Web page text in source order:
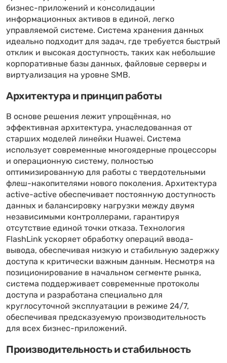
бизнес-приложений и консолидации
информационных активов в единой, легко
управляемой системе. Система хранения данных
идеально подходит для задач, где требуется быстрый
отклик и высокая доступность, таких как небольшие
корпоративные базы данных, файловые серверы и
виртуализация на уровне SMB.
Архитектура и принцип работы
В основе решения лежит упрощённая, но
эффективная архитектура, унаследованная от
старших моделей линейки Huawei. Система
использует современные многоядерные процессоры
и операционную систему, полностью
оптимизированную для работы с твердотельными
флеш-накопителями нового поколения. Архитектура
active-active обеспечивает постоянную доступность
данных и балансировку нагрузки между двумя
независимыми контроллерами, гарантируя
отсутствие единой точки отказа. Технология
FlashLink ускоряет обработку операций ввода-
вывода, обеспечивая низкую и стабильную задержку
доступа к критически важным данным. Несмотря на
позиционирование в начальном сегменте рынка,
система поддерживает современные протоколы
доступа и разработана специально для
круглосуточной эксплуатации в режиме 24/7,
обеспечивая предсказуемую производительность
для всех бизнес-приложений.
Производительность и стабильность